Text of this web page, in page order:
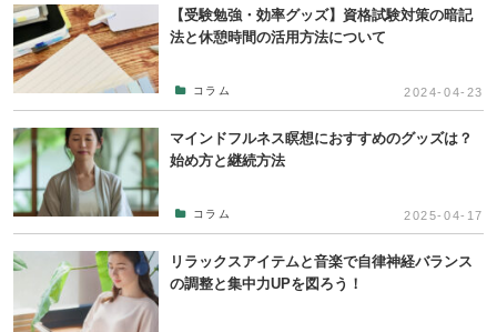
【受験勉強・効率グッズ】資格試験対策の暗記
法と休憩時間の活用方法について
コラム 2024-04-23
マインドフルネス瞑想におすすめのグッズは？
始め方と継続方法
コラム 2025-04-17
リラックスアイテムと音楽で自律神経バランス
の調整と集中力UPを図ろう！